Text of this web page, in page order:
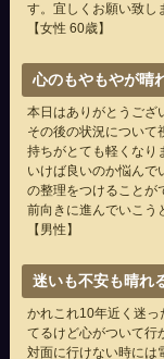
す。宜しくお願い致し
【女性 60歳】
心のもやもやが晴
本日はありがとうござ
その後の状況について
持ちがとても軽くなり
いけば良いのか悩んで
の整理をつけることが
前向きに進んでいこう
【男性】
迷いも不安も晴れ
かれこれ10年近く迷っ
てるけど心がついて行
対面に行けない時には